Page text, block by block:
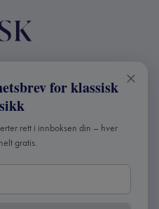
for klassisk
rett i innboksen din – hver
gratis.